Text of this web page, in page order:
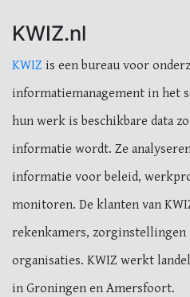
KWIZ.nl
KWIZ is een bureau voor
informatiemanagement in het
hun werk is beschikbare data
informatie wordt. Ze
informatie voor beleid,
monitoren. De klanten van
rekenkamers, zorginstellingen
organisaties. KWIZ werkt
in Groningen en Amersfoort.